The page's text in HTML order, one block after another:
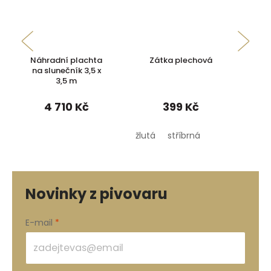
Náhradní plachta
na slunečník 3,5 x
3,5 m
4 710 Kč
Zátka plechová
399 Kč
žlutá stříbrná
Novinky z pivovaru
E-mail